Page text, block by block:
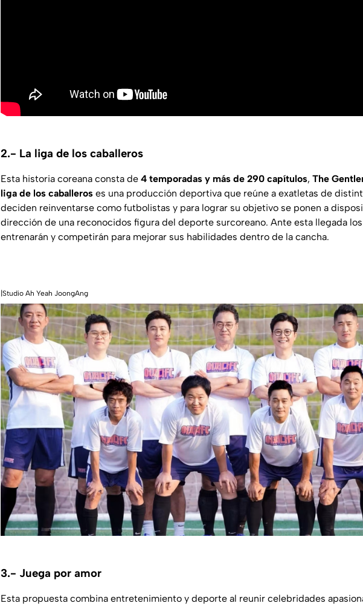
2.- La liga de los caballeros
Esta historia coreana consta de 4 temporadas y más de 290 capítulos, The
liga de los caballeros es una producción deportiva que reúne a exatletas de
deciden reinventarse como futbolistas y para lograr su objetivo se ponen a
dirección de una reconocidos figura del deporte surcoreano. Ante esta llegada
entrenarán y competirán para mejorar sus habilidades dentro de la cancha.
|Studio Ah Yeah JoongAng
3.- Juega por amor
Esta propuesta combina entretenimiento y deporte al reunir celebridades